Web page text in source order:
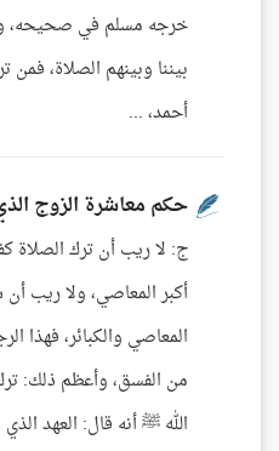
خرجه مسلم في صحيحه،
بيننا وبينهم الصلاة، فمن
أحمد، ...
حكم معاشرة الزوج
ج: لا ريب أن ترك الصلاة
أكبر المعاصي، ولا ريب
المعاصي والكبائر، فهذا
من الفسق، وأعظم ذلك:
الله ﷺ أنه قال: العهد الذي